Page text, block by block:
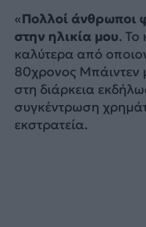
«Πολλοί άνθρωποι
στην ηλικία μου. Το
καλύτερα από
80χρονος Μπάιντεν
στη διάρκεια
συγκέντρωση
εκστρατεία.